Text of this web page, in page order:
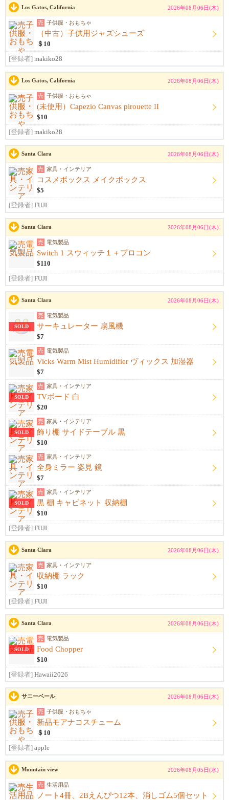
Los Gatos, California 2026年08月06日(木)
売 子供服・おもちゃ
（中古）子供用ジャズシューズ
＄10
[登録者] makiko28
Los Gatos, California 2026年08月06日(木)
売 子供服・おもちゃ
(未使用）Capezio Canvas pirouette II
$10
[登録者] makiko28
Santa Clara 2026年08月06日(木)
売 家具・インテリア
コスメボックス メイクボックス
$5
[登録者] FUJI
Santa Clara 2026年08月06日(木)
売 電気製品
Switch 1 スウィッチ１＋プロコン
$110
[登録者] FUJI
Santa Clara 2026年08月06日(木)
SOLD
売 電気製品
サーキュレーター 扇風機
$7
売 電気製品
Vicks Warm Mist Humidifier ヴィックス 加湿器
$7
SOLD
売 家具・インテリア
TVボード 白
$20
SOLD
売 家具・インテリア
飾り棚 サイドテーブル 黒
$10
売 家具・インテリア
全身ミラー 姿見 鏡
$7
SOLD
売 家具・インテリア
黒 棚 キャビネット 収納棚
$10
[登録者] FUJI
Santa Clara 2026年08月06日(木)
売 家具・インテリア
収納棚 ラック
$10
[登録者] FUJI
Santa Clara 2026年08月06日(木)
SOLD
売 電気製品
Food Chopper
$10
[登録者] Hawaii2026
サニーベール 2026年08月06日(木)
売 子供服・おもちゃ
新品モアナコスチューム
＄10
[登録者] apple
Mountain view 2026年08月05日(水)
売 生活用品
ノート4冊、2Bえんぴつ12本、消しゴム5個セット